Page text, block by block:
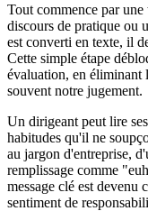
Tout commence par
discours de pratique ou
est converti en texte, il
Cette simple étape
évaluation, en éliminant
souvent notre jugement.
Un dirigeant peut lire
habitudes qu'il ne
au jargon d'entreprise,
remplissage comme
message clé est devenu
sentiment de